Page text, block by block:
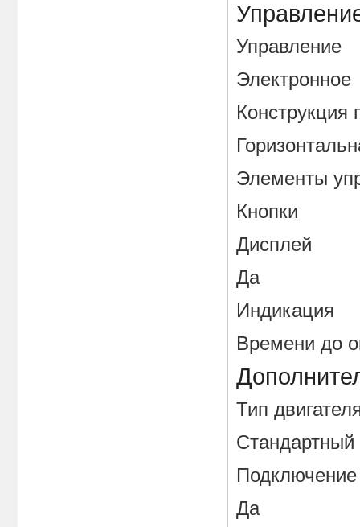
Электронное
Элементы
Кнопки
Дисплей
Да
Времени до
Тип
Стандартный
Да